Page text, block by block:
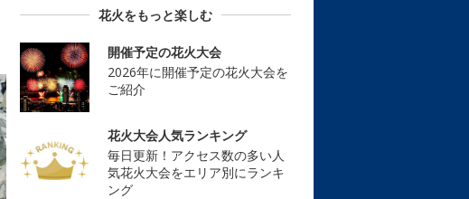
花火をもっと楽しむ
開催予定の花火大会
2026年に開催予定の花火大会を
ご紹介
花火大会人気ランキング
毎日更新！アクセス数の多い人
気花火大会をエリア別にランキ
ング